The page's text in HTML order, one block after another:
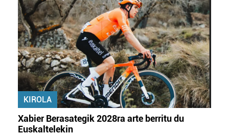
KIROLA
Xabier Berasategik 2028ra arte berritu du
Euskaltelekin